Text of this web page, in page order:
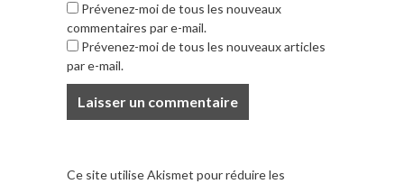
Prévenez-moi de tous les nouveaux
commentaires par e-mail.
Prévenez-moi de tous les nouveaux articles
par e-mail.
Ce site utilise Akismet pour réduire les